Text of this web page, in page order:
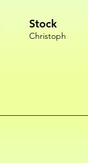
Stock
Christoph